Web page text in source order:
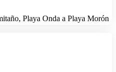
Playa Onda a Playa Morón